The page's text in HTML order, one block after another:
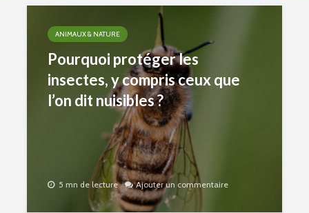
ANIMAUX & NATURE
Pourquoi protéger les
insectes, y compris ceux que
l’on dit nuisibles ?
5 mn de lecture Ajouter un commentaire